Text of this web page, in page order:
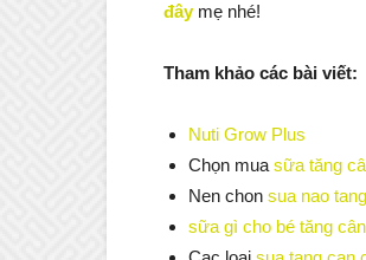
đâymẹ nhé!
Tham khảo các bài viết:
Nuti Grow Plus
Chọn mua sữa tăng
Nen chon sua nao
sữa gì cho bé tăng cân